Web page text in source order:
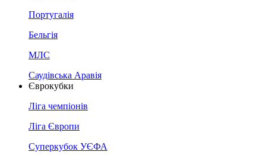
Португалія
Бельгія
МЛС
Саудівська Аравія
Єврокубки
Ліга чемпіонів
Ліга Європи
Суперкубок УЄФА